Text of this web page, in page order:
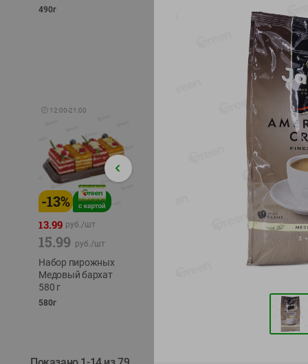
490г
охлажд
🕘 12:00-21:00
-13%
13.99 руб./шт
15.99 руб./шт
Набор пирожных
Медовый бархат
580 г
580г
-
4.99
ТОФУ